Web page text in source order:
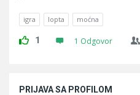
igra lopta moćna
1 1 Odgovor
PRIJAVA SA PROFILOM